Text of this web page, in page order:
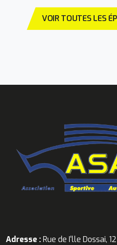
VOIR TOUTES LES
Adresse :Rue de I'lle Dossai,